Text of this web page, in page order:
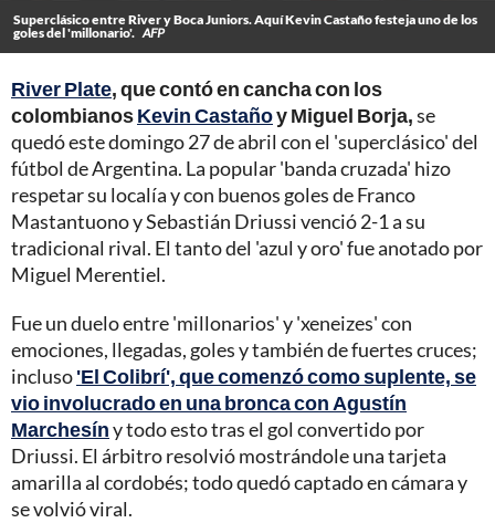
Superclásico entre River y Boca Juniors. Aquí Kevin Castaño festeja uno de los
goles del 'millonario'. AFP
River Plate, que contó en cancha con los
colombianosKevin Castañoy Miguel Borja,se
quedó este domingo 27 de abril con el 'superclásico' del
fútbol de Argentina. La popular 'banda cruzada' hizo
respetar su localía y con buenos goles de Franco
Mastantuono y Sebastián Driussi venció 2-1 a su
tradicional rival. El tanto del 'azul y oro' fue anotado por
Miguel Merentiel.
Fue un duelo entre 'millonarios' y 'xeneizes' con
emociones, llegadas, goles y también de fuertes cruces;
incluso'El Colibrí', que comenzó como suplente, se
vio involucrado en una bronca con Agustín
Marchesíny todo esto tras el gol convertido por
Driussi. El árbitro resolvió mostrándole una tarjeta
amarilla al cordobés; todo quedó captado en cámara y
se volvió viral.